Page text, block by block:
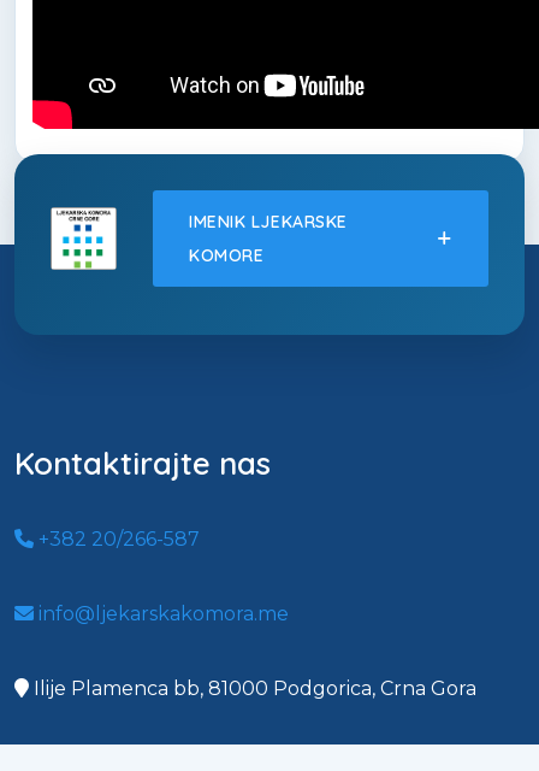
IMENIK LJEKARSKE
KOMORE
Kontaktirajte nas
+382 20/266-587
info@ljekarskakomora.me
Ilije Plamenca bb, 81000 Podgorica, Crna Gora